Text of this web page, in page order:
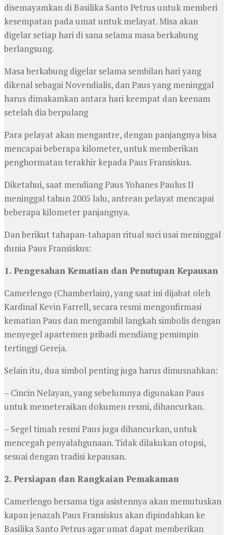
disemayamkan di Basilika Santo Petrus untuk memberi
kesempatan pada umat untuk melayat. Misa akan
digelar setiap hari di sana selama masa berkabung
berlangsung.
Masa berkabung digelar selama sembilan hari yang
dikenal sebagai Novendialis, dan Paus yang meninggal
harus dimakamkan antara hari keempat dan keenam
setelah dia berpulang
Para pelayat akan mengantre, dengan panjangnya bisa
mencapai beberapa kilometer, untuk memberikan
penghormatan terakhir kepada Paus Fransiskus.
Diketahui, saat mendiang Paus Yohanes Paulus II
meninggal tahun 2005 lalu, antrean pelayat mencapai
beberapa kilometer panjangnya.
Dan berikut tahapan-tahapan ritual suci usai meninggal
dunia Paus Fransiskus:
1. Pengesahan Kematian dan Penutupan Kepausan
Camerlengo (Chamberlain), yang saat ini dijabat oleh
Kardinal Kevin Farrell, secara resmi mengonfirmasi
kematian Paus dan mengambil langkah simbolis dengan
menyegel apartemen pribadi mendiang pemimpin
tertinggi Gereja.
Selain itu, dua simbol penting juga harus dimusnahkan:
– Cincin Nelayan, yang sebelumnya digunakan Paus
untuk memeteraikan dokumen resmi, dihancurkan.
– Segel timah resmi Paus juga dihancurkan, untuk
mencegah penyalahgunaan. Tidak dilakukan otopsi,
sesuai dengan tradisi kepausan.
2. Persiapan dan Rangkaian Pemakaman
Camerlengo bersama tiga asistennya akan memutuskan
kapan jenazah Paus Fransiskus akan dipindahkan ke
Basilika Santo Petrus agar umat dapat memberikan